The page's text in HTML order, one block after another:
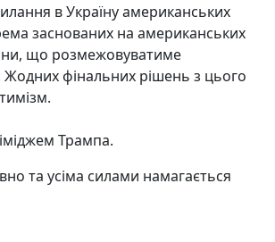
в Україну американських
заснованих на американських
що розмежовуватиме
Жодних фінальних рішень з цього
Трампа.
та усіма силами намагається